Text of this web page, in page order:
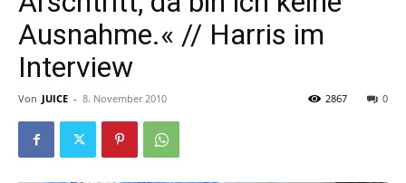
Ausnahme.« // Harris im
Interview
Von JUICE - 8. November 2010 0
2867